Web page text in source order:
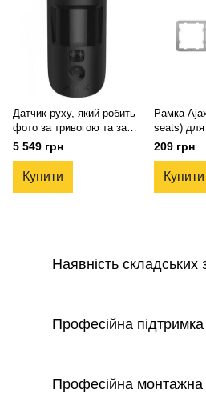
Датчик руху, який робить
фото за тривогою та за
запитом Ajax MotionCam
(PhOD) (Black)
5 549 грн
Купити
Рамка
seats)
LightSwitch
209 грн
Купити
Наявність складських
Професійна підтримка
Професійна монтажна